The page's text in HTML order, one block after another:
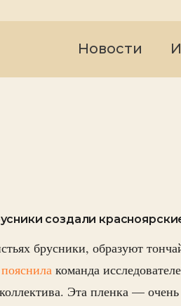
Новости
создали
брусники, образуют
пояснила команда
Эта пленка —